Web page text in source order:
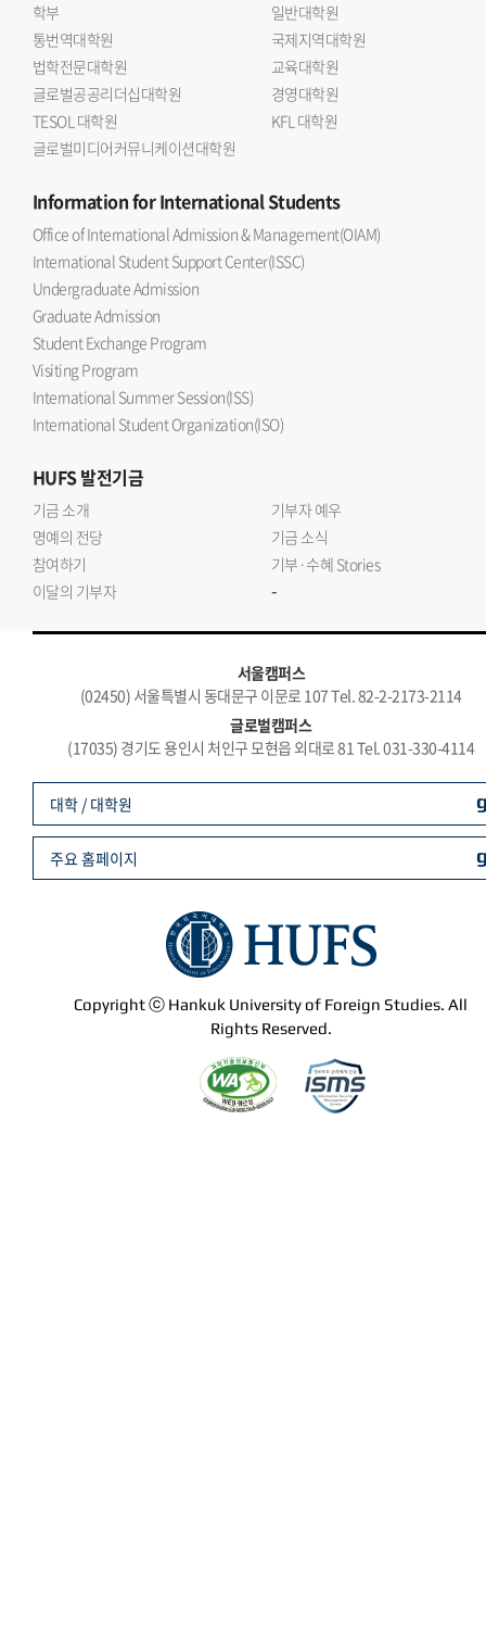
학부
일반대학원
통번역대학원
국제지역대학원
법학전문대학원
교육대학원
글로벌공공리더십대학원
경영대학원
TESOL 대학원
KFL 대학원
글로벌미디어커뮤니케이션대학원
Informationfor International Students
Office of International Admission & Management(OIAM)
International Student Support Center(ISSC)
Undergraduate Admission
Graduate Admission
Student Exchange Program
Visiting Program
International Summer Session(ISS)
International Student Organization(ISO)
HUFS발전기금
기금 소개
기부자 예우
명예의 전당
기금 소식
참여하기
기부·수혜 Stories
이달의 기부자
-
서울캠퍼스
(02450) 서울특별시 동대문구 이문로 107 Tel. 82-2-2173-2114
글로벌캠퍼스
(17035) 경기도 용인시 처인구 모현읍 외대로 81 Tel. 031-330-4114
Copyright ⓒ Hankuk University of Foreign Studies. All
Rights Reserved.
대학 / 대학원
주요 홈페이지